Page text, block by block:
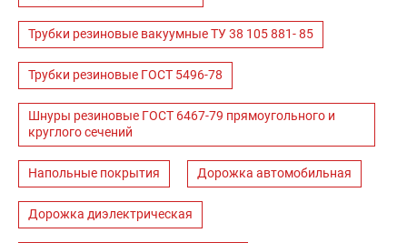
Трубки резиновые вакуумные ТУ 38 105 881- 85
Трубки резиновые ГОСТ 5496-78
Шнуры резиновые ГОСТ 6467-79 прямоугольного и
круглого сечений
Напольные покрытия Дорожка автомобильная
Дорожка диэлектрическая